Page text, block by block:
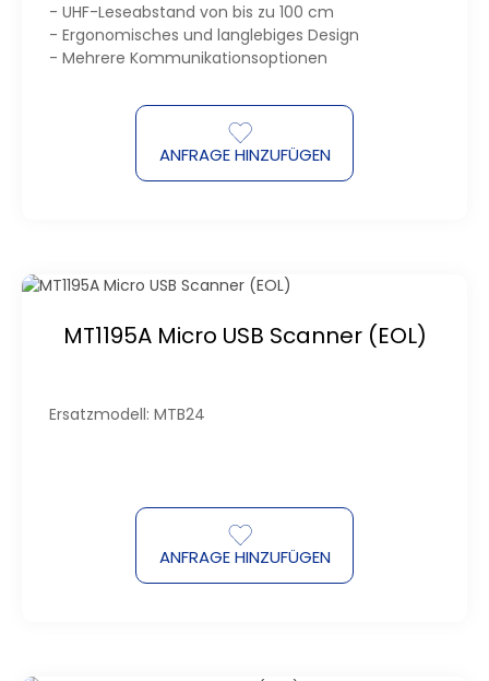
- UHF-Leseabstand von bis zu 100 cm
- Ergonomisches und langlebiges Design
- Mehrere Kommunikationsoptionen
ANFRAGE HINZUFÜGEN
MT1195A Micro USB Scanner (EOL)
Ersatzmodell: MTB24
ANFRAGE HINZUFÜGEN